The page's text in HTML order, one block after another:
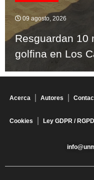
09 agosto, 2026
Resguardan 10
golfina en Los
Acerca Autores
Cookies Ley GDPR / RGPD